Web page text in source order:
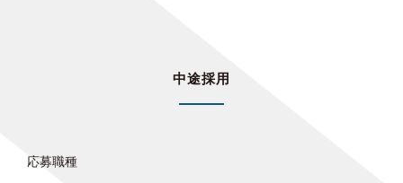
中途採用
応募職種